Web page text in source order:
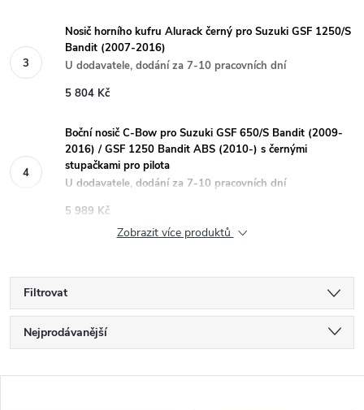
Nosič horního kufru Alurack černý pro Suzuki GSF 1250/S
Bandit (2007-2016)
U dodavatele, dodání za 7-10 pracovních dní
5 804 Kč
Boční nosič C-Bow pro Suzuki GSF 650/S Bandit (2009-
2016) / GSF 1250 Bandit ABS (2010-) s černými
stupačkami pro pilota
U dodavatele, dodání za 7-10 pracovních dní
5 989 Kč
Zobrazit více produktů
Filtrovat
Ř
a
Nejprodávanější